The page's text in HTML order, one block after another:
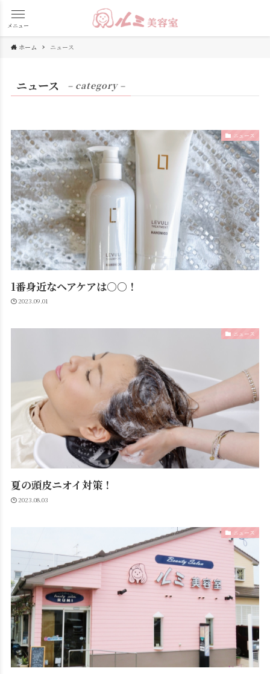
メニュー
ホーム ニュース
ニュース – category –
ニュース
1番身近なヘアケアは○○！
2023.09.01
ニュース
夏の頭皮ニオイ対策！
2023.08.03
ニュース